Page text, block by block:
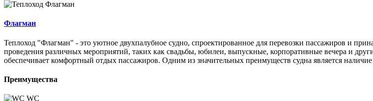
Флагман
Теплоход "Флагман" - это уютное двухпалубное судно, спроектированное для перевозки пассажиров и
проведения различных мероприятий, таких как свадьбы, юбилеи, выпускные, корпоративные вечера и
обеспечивает комфортный отдых пассажиров. Одним из значительных преимуществ судна является
Преимущества
WC